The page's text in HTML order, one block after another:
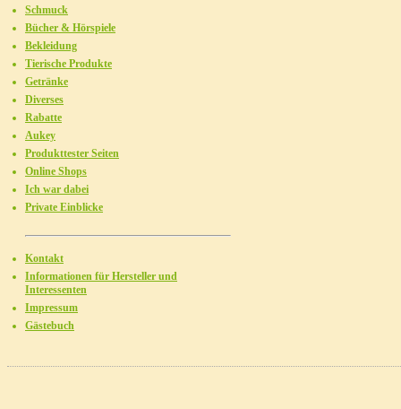
Schmuck
Bücher & Hörspiele
Bekleidung
Tierische Produkte
Getränke
Diverses
Rabatte
Aukey
Produkttester Seiten
Online Shops
Ich war dabei
Private Einblicke
Kontakt
Informationen für Hersteller und
Interessenten
Impressum
Gästebuch